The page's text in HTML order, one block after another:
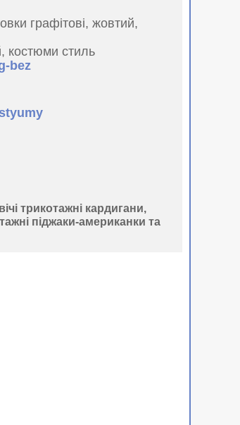
графітові, жовтий,
костюми стиль
bez
трикотажні кардигани,
піджаки-американки та